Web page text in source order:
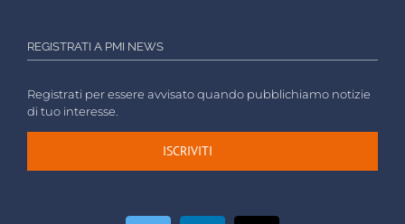
REGISTRATI A PMI NEWS
Registrati per essere avvisato quando pubblichiamo notizie
di tuo interesse.
ISCRIVITI